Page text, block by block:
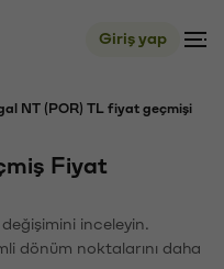
Giriş yap
NT (POR) TL fiyat geçmişi
Fiyat
inceleyin.
dönüm noktalarını daha